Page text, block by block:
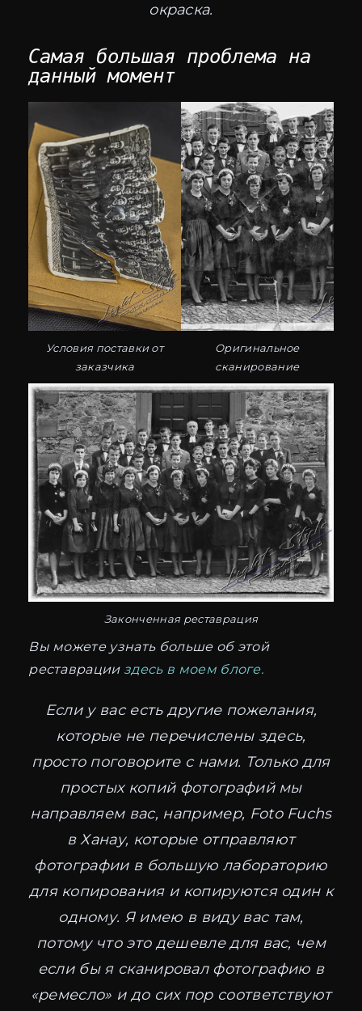
окраска.
Самая большая проблема на
данный момент
Условия поставки от
заказчика
Оригинальное
сканирование
Законченная реставрация
Вы можете узнать больше об этой
реставрации здесь в моем блоге.
Если у вас есть другие пожелания,
которые не перечислены здесь,
просто поговорите с нами. Только для
простых копий фотографий мы
направляем вас, например, Foto Fuchs
в Ханау, которые отправляют
фотографии в большую лабораторию
для копирования и копируются один к
одному. Я имею в виду вас там,
потому что это дешевле для вас, чем
если бы я сканировал фотографию в
«ремесло» и до сих пор соответствуют